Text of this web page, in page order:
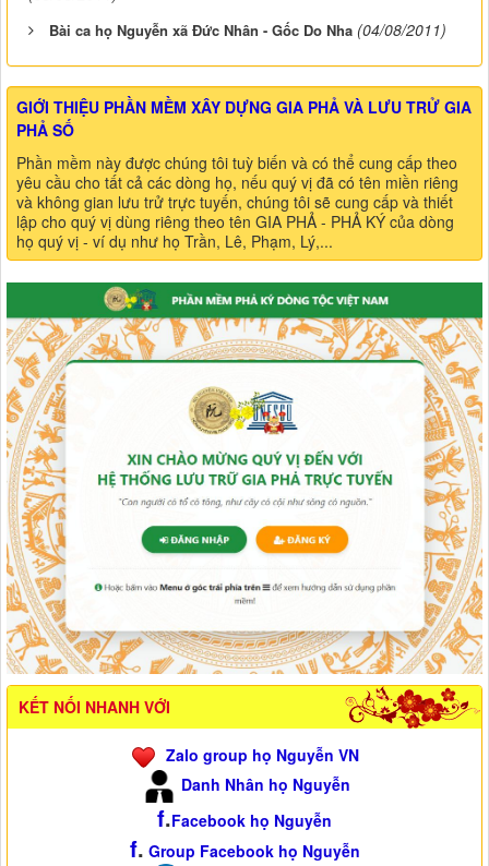
Bài ca họ Nguyễn xã Đức Nhân - Gốc Do Nha (04/08/2011)
GIỚI THIỆU PHẦN MỀM XÂY DỰNG GIA PHẢ VÀ LƯU TRỬ GIA
PHẢ SỐ
Phần mềm này được chúng tôi tuỳ biến và có thể cung cấp theo
yêu cầu cho tất cả các dòng họ, nếu quý vị đã có tên miền riêng
và không gian lưu trử trực tuyến, chúng tôi sẽ cung cấp và thiết
lập cho quý vị dùng riêng theo tên GIA PHẢ - PHẢ KÝ của dòng
họ quý vị - ví dụ như họ Trần, Lê, Phạm, Lý,...
KẾT NỐI NHANH VỚI
Zalo group họ Nguyễn VN
Danh Nhân họ Nguyễn
f.Facebook họ Nguyễn
f. Group Facebook họ Nguyễn